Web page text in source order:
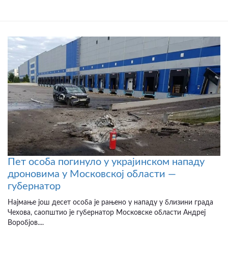
Пет особа погинуло у украјинском нападу
дроновима у Московској области —
губернатор
Најмање још десет особа је рањено у нападу у близини града
Чехова, саопштио је губернатор Московске области Андреј
Воробјов....